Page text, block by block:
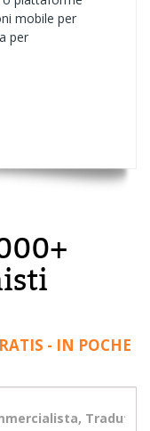
mobile per
per
- IN POCHE